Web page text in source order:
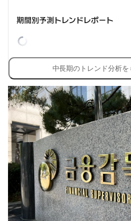
期間別予測トレンドレポート
中長期のトレンド分析を